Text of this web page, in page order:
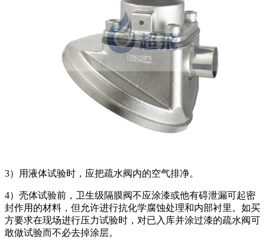
3）用液体试验时，应把疏水阀内的空气排净。
4）壳体试验前，卫生级隔膜阀不应涂漆或他有碍泄漏可起密
封作用的材料，但允许进行抗化学腐蚀处理和内部衬里。如买
方要求在现场进行压力试验时，对已入库并涂过漆的疏水阀可
敢做试验而不必去掉涂层。